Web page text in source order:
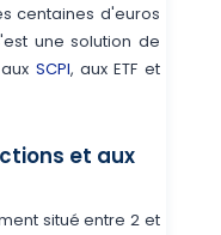
centaines d'euros
une solution de
SCPI, aux ETF et
et aux
situé entre 2 et